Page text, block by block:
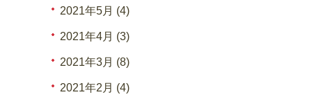
2021年5月 (4)
2021年4月 (3)
2021年3月 (8)
2021年2月 (4)